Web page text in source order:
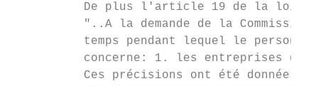
De plus l'article 19 de la loi
"..A la demande de la
temps pendant lequel le
concerne: 1. les entreprises de
Ces précisions ont été données